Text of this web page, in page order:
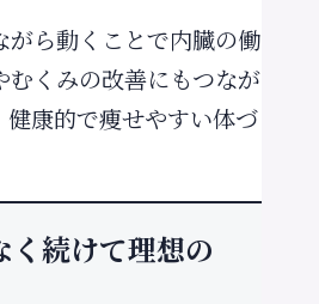
がら動くことで内臓の働
むくみの改善にもつなが
健康的で痩せやすい体づ
く続けて理想の